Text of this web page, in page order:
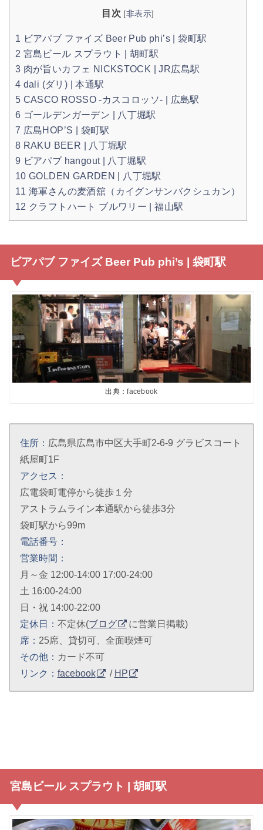
目次 [非表示]
1 ビアパブ ファイズ Beer Pub phi’s | 袋町駅
2 宮島ビール スプラウト | 胡町駅
3 肉が旨いカフェ NICKSTOCK | JR広島駅
4 dali (ダリ) | 本通駅
5 CASCO ROSSO -カスコロッソ- | 広島駅
6 ゴールデンガーデン | 八丁堀駅
7 広島HOP’S | 袋町駅
8 RAKU BEER | 八丁堀駅
9 ビアパブ hangout | 八丁堀駅
10 GOLDEN GARDEN | 八丁堀駅
11 海軍さんの麦酒舘（カイグンサンバクシュカン）
12 クラフトハート ブルワリー | 福山駅
ビアパブ ファイズ Beer Pub phi’s | 袋町駅
出典：facebook
住所： 広島県広島市中区大手町2-6-9 グラビスコート
紙屋町1F
アクセス：
広電袋町電停から徒歩１分
アストラムライン本通駅から徒歩3分
袋町駅から99m
電話番号：
営業時間：
月～金 12:00-14:00 17:00-24:00
土 16:00-24:00
日・祝 14:00-22:00
定休日： 不定休(ブログ
に営業日掲載)
席： 25席、貸切可、全面喫煙可
その他： カード不可
リンク： facebook / HP
宮島ビール スプラウト | 胡町駅